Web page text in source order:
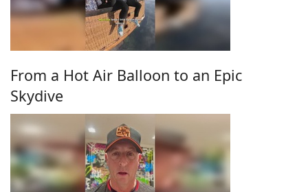
From a Hot Air Balloon to an Epic
Skydive